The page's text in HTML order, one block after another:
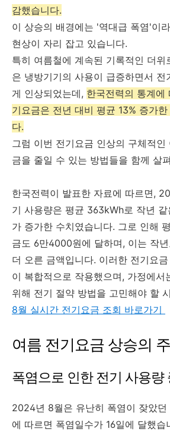
감했습니다.
이 상승의 배경에는 '역대급 폭염'이
현상이 자리 잡고 있습니다.
특히 여름철에 계속된 기록적인 더
은 냉방기기의 사용이 급증하면서 전
게 인상되었는데, 한국전력의 통계에
기요금은 전년 대비 평균 13% 증가
다.
그럼 이번 전기요금 인상의 구체적인
금을 줄일 수 있는 방법들을 함께 살
한국전력이 발표한 자료에 따르면,
기 사용량은 평균 363kWh로 작년
가 증가한 수치였습니다. 그로 인해
금도 6만4000원에 달하며, 이는 작
더 오른 금액입니다. 이러한 전기요
이 복합적으로 작용했으며, 가정에서
위해 전기 절약 방법을 고민해야 할
8월 실시간 전기요금 조회 바로가기
여름 전기요금 상승의
폭염으로 인한 전기 사용량
2024년 8월은 유난히 폭염이 잦았던
에 따르면 폭염일수가 16일에 달했습